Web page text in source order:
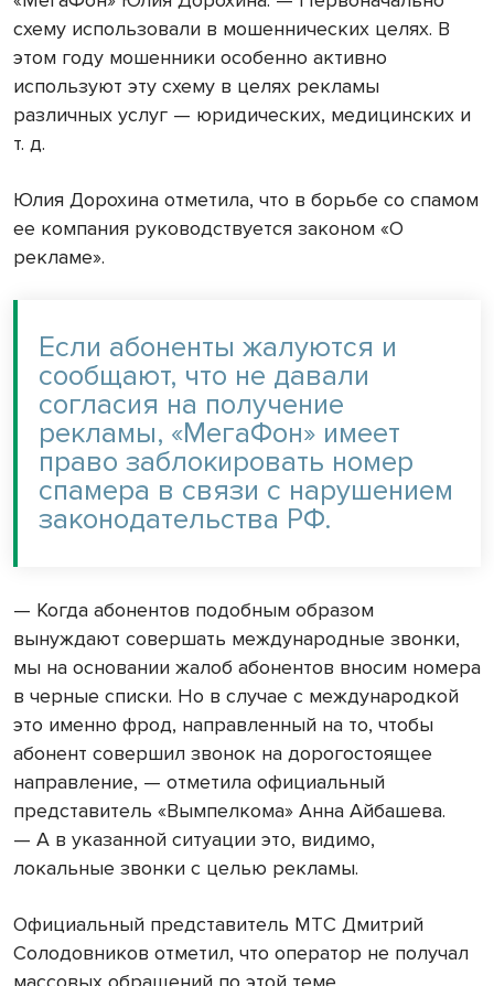
схему использовали в мошеннических целях. В
этом году мошенники особенно активно
используют эту схему в целях рекламы
различных услуг — юридических, медицинских и
т. д.
Юлия Дорохина отметила, что в борьбе со спамом
ее компания руководствуется законом «О
рекламе».
Если абоненты жалуются и
сообщают, что не давали
согласия на получение
рекламы, «МегаФон» имеет
право заблокировать номер
спамера в связи с нарушением
законодательства РФ.
— Когда абонентов подобным образом
вынуждают совершать международные звонки,
мы на основании жалоб абонентов вносим номера
в черные списки. Но в случае с международкой
это именно фрод, направленный на то, чтобы
абонент совершил звонок на дорогостоящее
направление, — отметила официальный
представитель «Вымпелкома» Анна Айбашева.
— А в указанной ситуации это, видимо,
локальные звонки с целью рекламы.
Официальный представитель МТС Дмитрий
Солодовников отметил, что оператор не получал